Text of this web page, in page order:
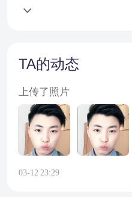
TA的动态
上传了照片
03-12 23:29